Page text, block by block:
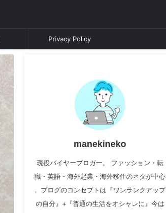
Privacy Policy
manekineko
現役バイヤーブロガー。 ファッション・転
職・英語・海外起業・海外移住のネタが中心
。ブログのコンセプトは『ワンランクアップ
の自分』+『普通の生活をオシャレに』今は